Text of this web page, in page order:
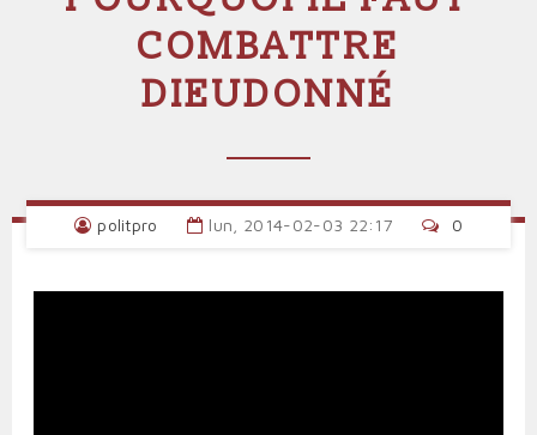
COMBATTRE
DIEUDONNÉ
politpro lun, 2014-02-03 22:17 0